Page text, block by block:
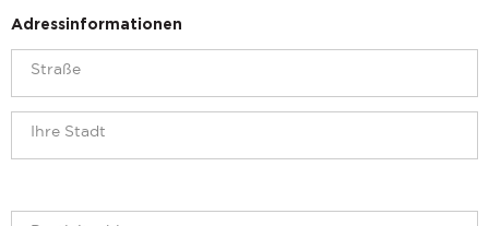
Adressinformationen